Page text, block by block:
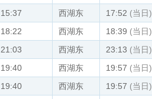
15:37 西湖东 17:52 (当日)
18:22 西湖东 18:39 (当日)
21:03 西湖东 23:13 (当日)
19:40 西湖东 19:57 (当日)
19:40 西湖东 19:57 (当日)